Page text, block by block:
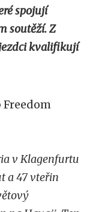
spojují
soutěží. Z
kvalifikují
Freedom
v Klagenfurtu
a 47 vteřin